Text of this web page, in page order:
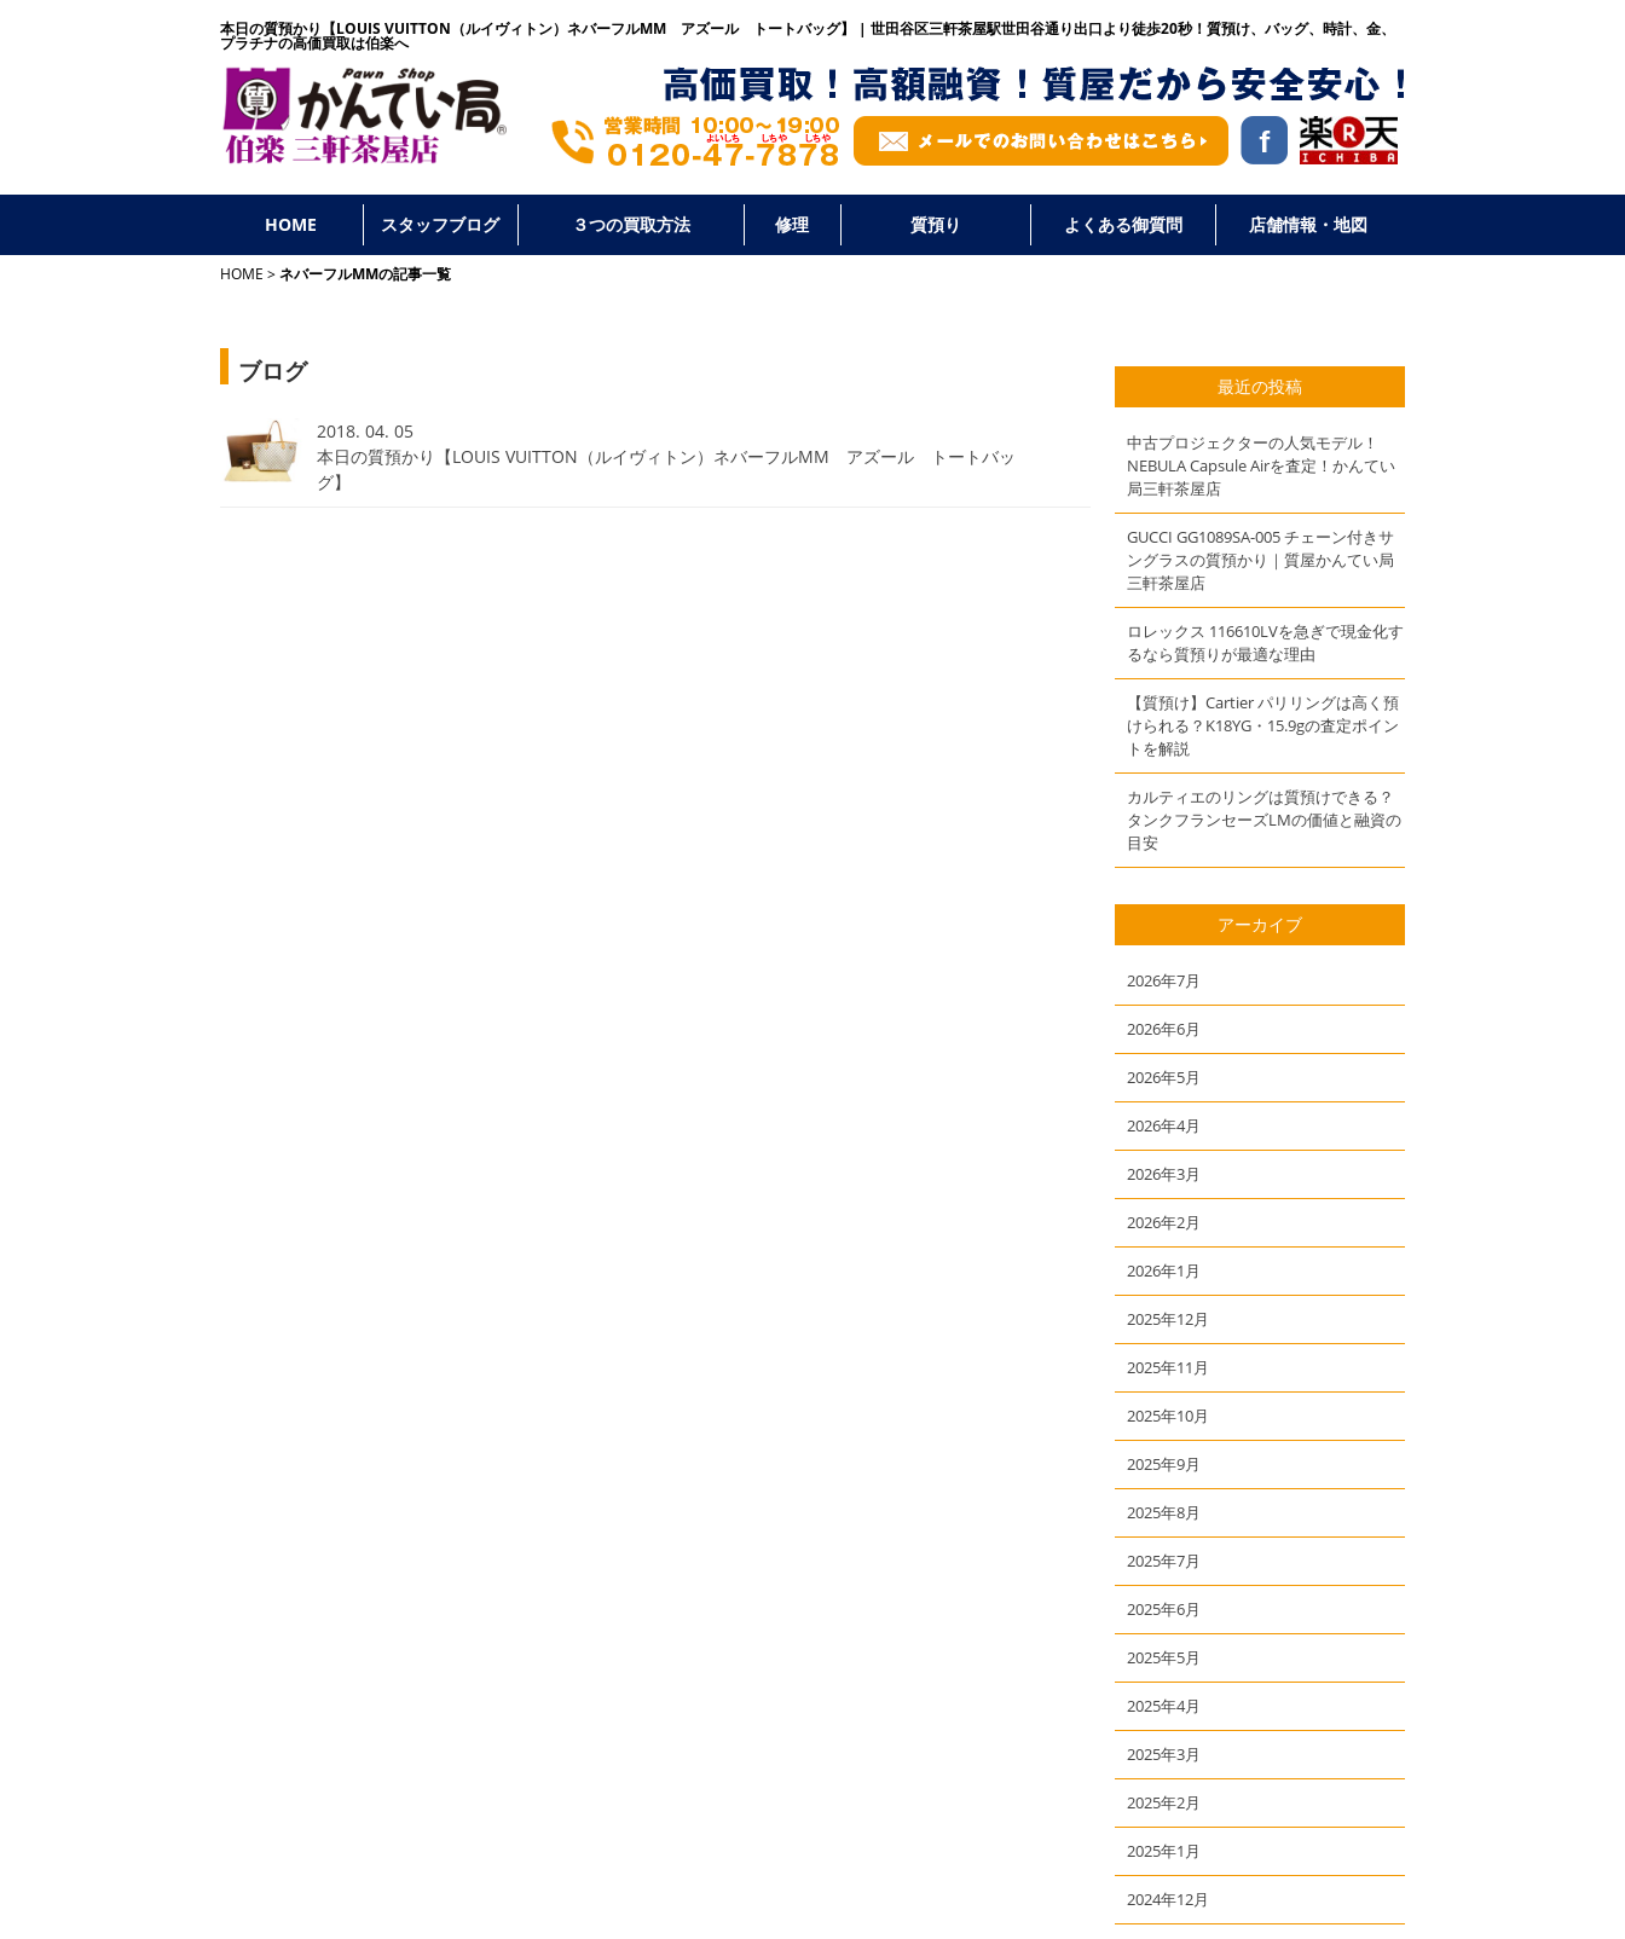
本日の質預かり【LOUIS VUITTON（ルイヴィトン）ネバーフルMM アズール トートバッグ】 | 世田谷区三軒茶屋駅世田谷通り出口より徒歩20秒！ 質預け、バッグ、時計、金、
プラチナの高価買取は伯楽へ
HOME スタッフブログ ３つの買取方法 修理 質預り よくある御質問 店舗情報・地図
HOME ネバーフルMMの記事一覧
ブログ
2018. 04. 05
本日の質預かり【LOUIS VUITTON（ルイヴィトン）ネバーフルMM アズール トートバッ
グ】
最近の投稿
中古プロジェクターの人気モデル！
NEBULA Capsule Airを査定！かんてい
局三軒茶屋店
GUCCI GG1089SA-005 チェーン付きサ
ングラスの質預かり｜質屋かんてい局
三軒茶屋店
ロレックス 116610LVを急ぎで現金化す
るなら質預りが最適な理由
【質預け】Cartier パリリングは高く預
けられる？K18YG・15.9gの査定ポイン
トを解説
カルティエのリングは質預けできる？
タンクフランセーズLMの価値と融資の
目安
アーカイブ
2026年7月
2026年6月
2026年5月
2026年4月
2026年3月
2026年2月
2026年1月
2025年12月
2025年11月
2025年10月
2025年9月
2025年8月
2025年7月
2025年6月
2025年5月
2025年4月
2025年3月
2025年2月
2025年1月
2024年12月